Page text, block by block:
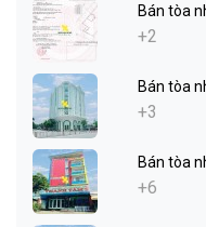
Bán tòa
+2
Bán tòa
+3
Bán tòa
+6